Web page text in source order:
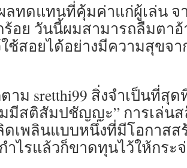
ลทดแทนที่คุ้มค่าแก่ผู้เล่น จ
อย วันนี้ผมสามารถลืมตาอ้
ใช้สอยได้อย่างมีความสุขจ
าม sretthi99 สิ่งจำเป็นที่สุ
มีสติสัมปชัญญะ” การเล่น
ดเพลินแบบหนึ่งที่มีโอกาสส
ำไรแล้วก็ขาดทุนไว้ให้กระ